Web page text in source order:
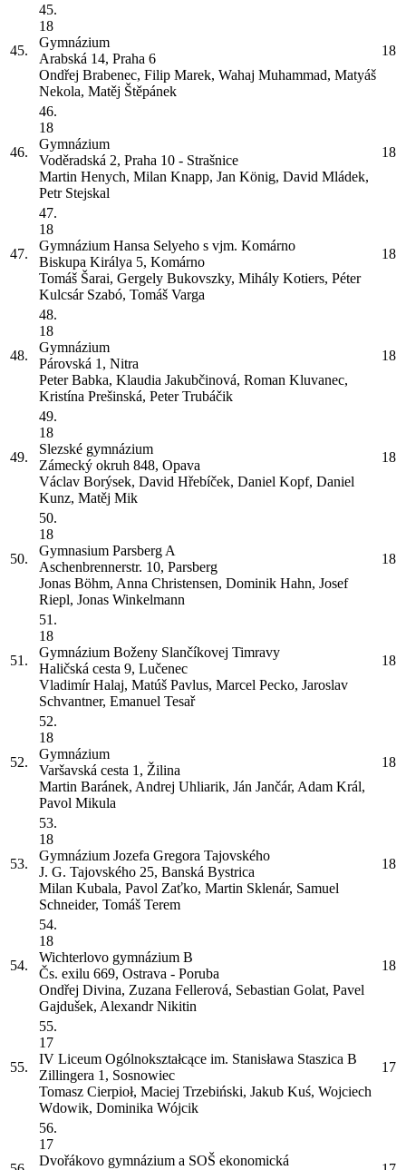
45.
45.
18
Gymnázium
Arabská 14, Praha 6
Ondřej Brabenec, Filip Marek, Wahaj Muhammad, Matyáš
Nekola, Matěj Štěpánek
18
46.
46.
18
Gymnázium
Voděradská 2, Praha 10 - Strašnice
Martin Henych, Milan Knapp, Jan König, David Mládek,
Petr Stejskal
18
47.
47.
18
Gymnázium Hansa Selyeho s vjm. Komárno
Biskupa Királya 5, Komárno
Tomáš Šarai, Gergely Bukovszky, Mihály Kotiers, Péter
Kulcsár Szabó, Tomáš Varga
18
48.
48.
18
Gymnázium
Párovská 1, Nitra
Peter Babka, Klaudia Jakubčinová, Roman Kluvanec,
Kristína Prešinská, Peter Trubáčik
18
49.
49.
18
Slezské gymnázium
Zámecký okruh 848, Opava
Václav Borýsek, David Hřebíček, Daniel Kopf, Daniel
Kunz, Matěj Mik
18
50.
50.
18
Gymnasium Parsberg A
Aschenbrennerstr. 10, Parsberg
Jonas Böhm, Anna Christensen, Dominik Hahn, Josef
Riepl, Jonas Winkelmann
18
51.
51.
18
Gymnázium Boženy Slančíkovej Timravy
Haličská cesta 9, Lučenec
Vladimír Halaj, Matúš Pavlus, Marcel Pecko, Jaroslav
Schvantner, Emanuel Tesař
18
52.
52.
18
Gymnázium
Varšavská cesta 1, Žilina
Martin Baránek, Andrej Uhliarik, Ján Jančár, Adam Král,
Pavol Mikula
18
53.
53.
18
Gymnázium Jozefa Gregora Tajovského
J. G. Tajovského 25, Banská Bystrica
Milan Kubala, Pavol Zaťko, Martin Sklenár, Samuel
Schneider, Tomáš Terem
18
54.
54.
18
Wichterlovo gymnázium B
Čs. exilu 669, Ostrava - Poruba
Ondřej Divina, Zuzana Fellerová, Sebastian Golat, Pavel
Gajdušek, Alexandr Nikitin
18
55.
55.
17
IV Liceum Ogólnokształcące im. Stanisława Staszica B
Zillingera 1, Sosnowiec
Tomasz Cierpioł, Maciej Trzebiński, Jakub Kuś, Wojciech
Wdowik, Dominika Wójcik
17
56.
17
Dvořákovo gymnázium a SOŠ ekonomická